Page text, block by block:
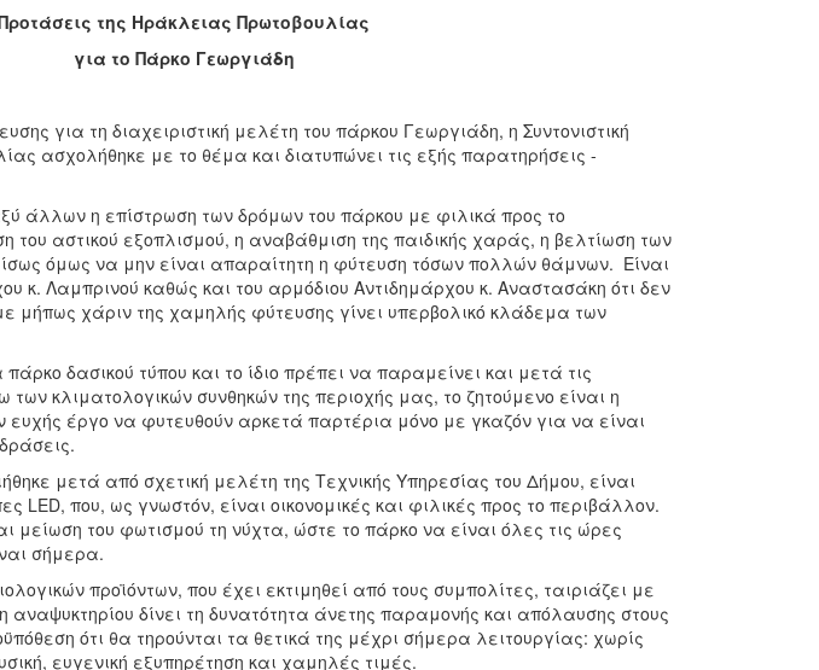
της Ηράκλειας Πρωτοβουλίας
για το Πάρκο Γεωργιάδη
για τη διαχειριστική μελέτη του πάρκου Γεωργιάδη, η Συντονιστική
ασχολήθηκε με το θέμα και διατυπώνει τις εξής παρατηρήσεις -
άλλων η επίστρωση των δρόμων του πάρκου με φιλικά προς το
του αστικού εξοπλισμού, η αναβάθμιση της παιδικής χαράς, η βελτίωση των
όμως να μην είναι απαραίτητη η φύτευση τόσων πολλών θάμνων. Είναι
κ. Λαμπρινού καθώς και του αρμόδιου Αντιδημάρχου κ. Αναστασάκη ότι δεν
μήπως χάριν της χαμηλής φύτευσης γίνει υπερβολικό κλάδεμα των
δασικού τύπου και το ίδιο πρέπει να παραμείνει και μετά τις
κλιματολογικών συνθηκών της περιοχής μας, το ζητούμενο είναι η
ευχής έργο να φυτευθούν αρκετά παρτέρια μόνο με γκαζόν για να είναι
μετά από σχετική μελέτη της Τεχνικής Υπηρεσίας του Δήμου, είναι
LED, που, ως γνωστόν, είναι οικονομικές και φιλικές προς το περιβάλλον.
μείωση του φωτισμού τη νύχτα, ώστε το πάρκο να είναι όλες τις ώρες
σήμερα.
προϊόντων, που έχει εκτιμηθεί από τους συμπολίτες, ταιριάζει με
αναψυκτηρίου δίνει τη δυνατότητα άνετης παραμονής και απόλαυσης στους
ότι θα τηρούνται τα θετικά της μέχρι σήμερα λειτουργίας: χωρίς
ευγενική εξυπηρέτηση και χαμηλές τιμές.